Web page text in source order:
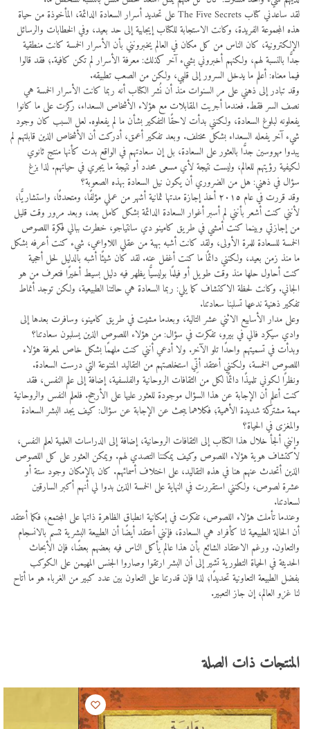
لقد ساعدني كتاب The Five Secrets على تحديد أسرار السعادة الدائمة، المأخوذة من حياة
هذه المجموعة الفريدة، وكانت الاستجابة للكتاب إيجابية إلى حد بعيد، وفي الخطابات والرسائل
الإلكترونية، كان الناس من كل مكان في العالم يخبرونني بأن الأسرار الخمسة كانت منطقية
جدًّا بالنسبة لهم، ولكنهم أخبروني بشيء آخر كذلك: معرفة الأسرار لم تكن كافية.؛ فقد قالوا
فيما معناه: أعلم ما يدخل السرور إلى قلبي، ولكن من الصعب تطبيقه.
وقد تبادر إلى ذهني على مر السنوات منذ أن نُشر الكتاب أنه ربما كانت الأسرار الخمسة هي
نصف السر فقط. فعندما أجريت المقابلات مع هؤلاء الأشخاص السعداء، ركزت على ما كانوا
يفعلونه لبلوغ السعادة، ولكنني بدأت لاحقًا التفكير بشأن ما لم يفعلوه. لعل السبب كان وجود
شيء آخر يفعله السعداء بشكل مختلف. وبعد تفكير أعمق، أدركت أن الأشخاص الذين قابلتهم لم
يبدوا مهووسين جدًّا بالعثور على السعادة، بل إن سعادتهم في الواقع بدت كأنها منتج ثانوي
لكيفية رؤيتهم للعالم، وليست نتيجة لأي مسعى محدد أو نتيجة ما يجري في حياتهم. لذا بزغ
سؤال في ذهني: هل من الضروري أن يكون نيل السعادة بهذه الصعوبة؟
وقد قررت في عام ٢٠١٥ أخذ إجازة مدتها ثمانية أشهر من عملي مؤلفًا، ومتحدثًا، واستشاريًّا؛
لأنني كنت أشعر بأنني لم أسبر أغوار السعادة الدائمة بشكل كامل بعد، وبعد مرور وقت قليل
من إجازتي وبينما كنت أمشي في طريق كامينو دي سانتياجو، خطرت ببالي فكرة اللصوص
الخمسة للسعادة للمرة الأولى، ولقد كانت أشبه بهبة من عقلي اللاواعي، شيء كنت أعرفه بشكل
ما منذ زمن بعيد، ولكنني دائمًا ما كنت أغفل عنه. لقد كان شيئًا أشبه بالدليل لحل أحجية
كنت أحاول حلها منذ وقت طويل أو فيلمًا بوليسيًّا يظهر فيه دليل بسيط أخيرًا فتعرف من هو
الجاني. وكانت لحظة الاكتشاف كما يلي: ربما السعادة هي حالتنا الطبيعية، ولكن توجد أنماط
تفكير ذهنية ندعها تسلبنا سعادتنا.
وعلى مدار الأسابيع الاثني عشر التالية، وبعدما مشيت في طريق كامينو، وسافرت بعدها إلى
وادي سيكرد فالي في بيرو، تفكرت في سؤال: من هؤلاء اللصوص الذين يسلبون سعادتنا؟
وبدأت في تسميتهم واحدًا تلو الآخر. ولا أدعي أنني كنت ملهمًا بشكل خاص لمعرفة هؤلاء
اللصوص الخمسة، ولكنني أعتقد أنِّي استخلصتهم من التقاليد المتنوعة التي درست السعادة.
ونظرًا لكوني تلميذًا دائمًا لكل من الثقافات الروحانية والفلسفية، إضافة إلى علم النفس، فقد
كنت أعلم أن الإجابة عن هذا السؤال موجودة للعثور عليها على الأرجح. فلعلم النفس والروحانية
مهمة مشتركة شديدة الأهمية؛ فكلاهما يبحث عن الإجابة عن سؤال: كيف يجد البشر السعادة
والمغزى في الحياة؟
وإنني ألجأ خلال هذا الكتاب إلى الثقافات الروحانية، إضافة إلى الدراسات العلمية لعلم النفس،
لاكتشاف هوية هؤلاء اللصوص وكيف يمكننا التصدي لهم. ويمكن العثور على كل اللصوص
الذين أتحدث عنهم هنا في هذه التقاليد، على اختلاف أسمائهم. كان بالإمكان وجود ستة أو
عشرة لصوص، ولكنني استقررت في النهاية على الخمسة الذين بدوا لي أنهم أكبر السارقين
لسعادتنا.
وعندما تأملت هؤلاء اللصوص، تفكرت في إمكانية انطباق الظاهرة ذاتها على المجتمع؛ فكما أعتقد
أن الحالة الطبيعية لنا كأفراد هي السعادة، فإنني أعتقد أيضًا أن الطبيعة البشرية تتسم بالانسجام
والتعاون. ورغم الاعتقاد الشائع بأن هذا عالم يأكل الناس فيه بعضهم بعضًا، فإن الأبحاث
الحديثة في الحياة التطورية تشير إلى أن البشر ارتقوا وصاروا الجنس المهيمن على الكوكب
بفضل الطبيعة التعاونية تحديدًا؛ لذا فإن قدرتنا على التعاون بين عدد كبير من الغرباء هو ما أتاح
لنا غزو العالم، إن جاز التعبير.
المنتجات ذات الصلة